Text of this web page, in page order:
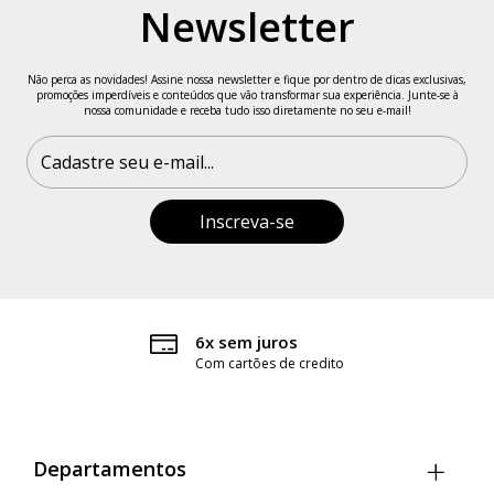
Quadril: 99 cm
Feito no Brasil.
Newsletter
Não perca as novidades! Assine nossa newsletter e fique por dentro de dicas exclusivas,
promoções imperdíveis e conteúdos que vão transformar sua experiência. Junte-se à
nossa comunidade e receba tudo isso diretamente no seu e-mail!
6x sem juros
Com cartões de credito
Departamentos